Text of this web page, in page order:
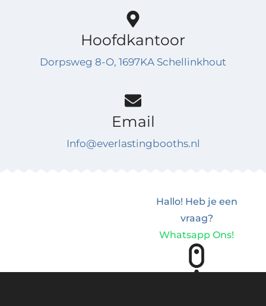
Hoofdkantoor
Dorpsweg 8-O, 1697KA Schellinkhout
Email
Info@everlastingbooths.nl
Hallo! Heb je een
vraag?
Whatsapp Ons!